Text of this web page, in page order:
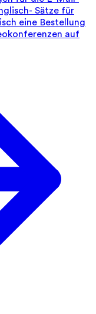
Sätze für
eine Bestellung
auf